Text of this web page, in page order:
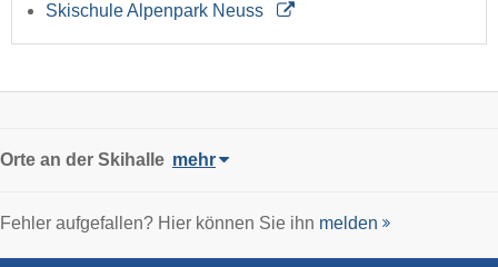
Skischule Alpenpark Neuss
Orte an der Skihalle mehr
Fehler aufgefallen? Hier können Sie ihn melden